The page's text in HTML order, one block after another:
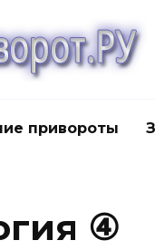
привороты
④